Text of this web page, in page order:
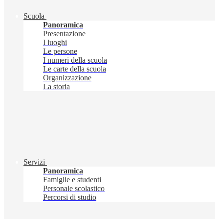
Scuola
Panoramica
Presentazione
I luoghi
Le persone
I numeri della scuola
Le carte della scuola
Organizzazione
La storia
Servizi
Panoramica
Famiglie e studenti
Personale scolastico
Percorsi di studio